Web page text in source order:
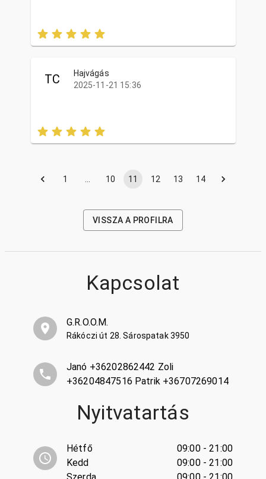
TC
Hajvágás
2025-11-21 15:36
1 … 10 11 12 13 14
VISSZA A PROFILRA
Kapcsolat
G.R.O.O.M.
Rákóczi út 28. Sárospatak 3950
Janó +36202862442 Zoli
+36204847516 Patrik +36707269014
Nyitvatartás
Hétfő
Kedd
09:00 - 21:00
09:00 - 21:00